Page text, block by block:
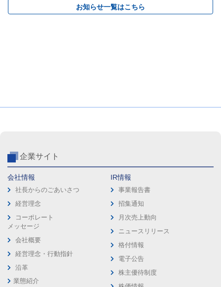
お知らせ一覧はこちら
企業サイト
会社情報
社長からのごあいさつ
経営理念
コーポレート
メッセージ
会社概要
経営理念・行動指針
沿革
業態紹介
IR情報
事業報告書
招集通知
月次売上動向
ニュースリリース
格付情報
電子公告
株主優待制度